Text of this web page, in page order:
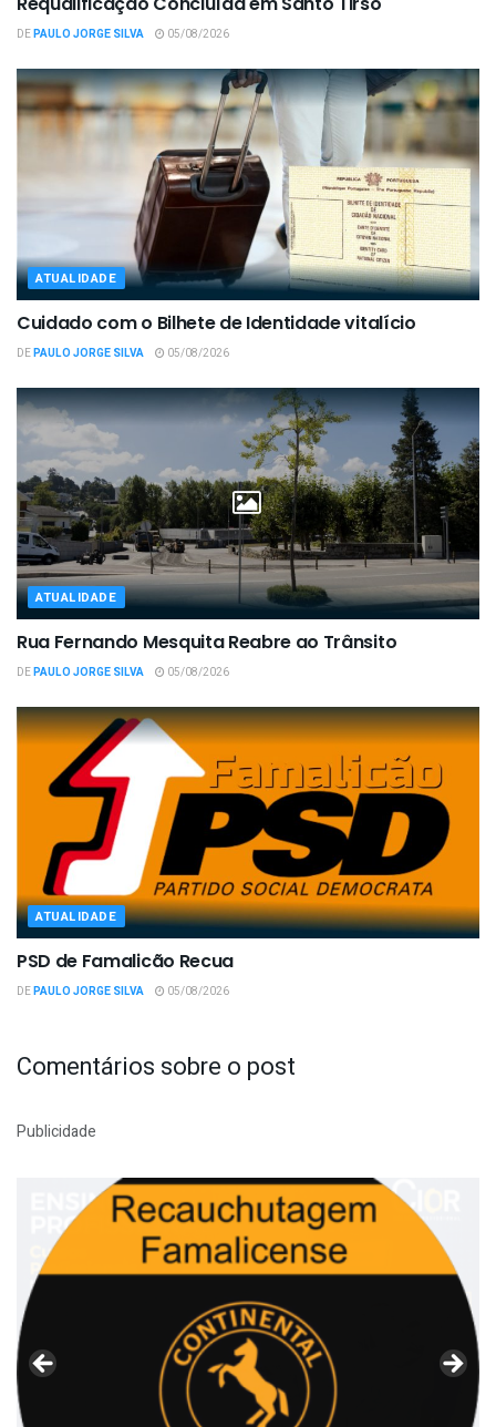
DEPAULO JORGE SILVA 05/08/2026
ATUALIDADE
Cuidado com o Bilhete de Identidade vitalício
DEPAULO JORGE SILVA 05/08/2026
ATUALIDADE
Rua Fernando Mesquita Reabre ao Trânsito
DEPAULO JORGE SILVA 05/08/2026
ATUALIDADE
PSD de Famalicão Recua
DEPAULO JORGE SILVA 05/08/2026
Comentários sobre o post
Publicidade